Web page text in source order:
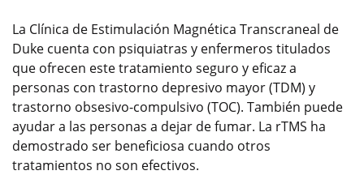
La Clínica de Estimulación Magnética Transcraneal de
Duke cuenta con psiquiatras y enfermeros titulados
que ofrecen este tratamiento seguro y eficaz a
personas con trastorno depresivo mayor (TDM) y
trastorno obsesivo-compulsivo (TOC). También puede
ayudar a las personas a dejar de fumar. La rTMS ha
demostrado ser beneficiosa cuando otros
tratamientos no son efectivos.